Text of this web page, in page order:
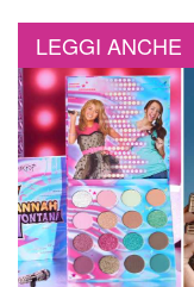
LEGGI ANCHE